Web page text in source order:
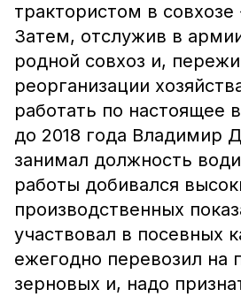
трактористом в
Затем, отслужив в
родной совхоз и,
реорганизации
работать по настоящее
до 2018 года Владимир
занимал должность
работы добивался
производственных
участвовал в посевных
ежегодно перевозил на
зерновых и, надо